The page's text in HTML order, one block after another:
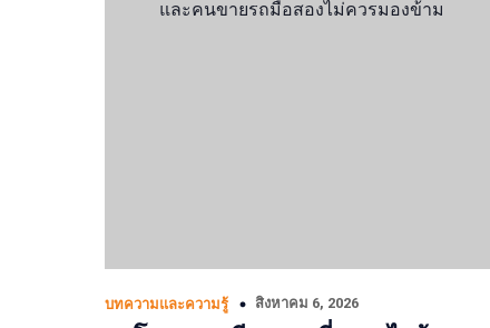
บทความและความรู้ สิงหาคม 6, 2026